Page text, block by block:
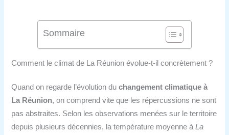
Sommaire
Comment le climat de La Réunion évolue-t-il concrètement ?
Quand on regarde l’évolution duchangement climatique à
La Réunion, on comprend vite que les répercussions ne sont
pas abstraites. Selon les observations menées sur le territoire
depuis plusieurs décennies, la température moyenne àLa